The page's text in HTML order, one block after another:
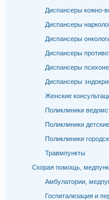
Диспансеры кожно-
Диспансеры
Диспансеры
Диспансеры
Диспансеры
Диспансеры
Женские
Поликлиники
Поликлиники детские
Поликлиники
Травмпункты
Скорая помощь,
Амбулатории,
Госпитализация и